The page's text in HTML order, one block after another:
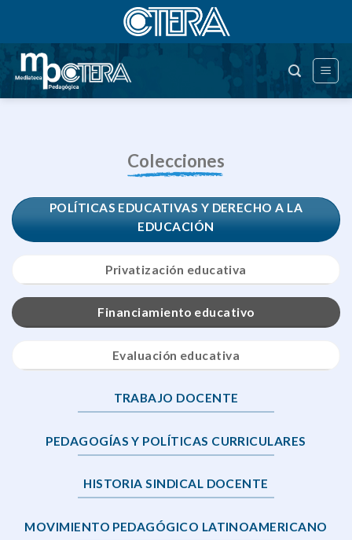
contenido
Colecciones
POLÍTICAS EDUCATIVAS Y DERECHO A LA
EDUCACIÓN
Privatización educativa
Financiamiento educativo
Evaluación educativa
TRABAJO DOCENTE
PEDAGOGÍAS Y POLÍTICAS CURRICULARES
HISTORIA SINDICAL DOCENTE
MOVIMIENTO PEDAGÓGICO LATINOAMERICANO